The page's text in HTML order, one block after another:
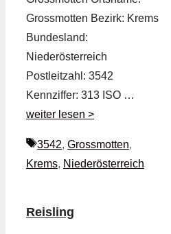
Grossmotten Bezirk: Krems
Bundesland:
Niederösterreich
Postleitzahl: 3542
Kennziffer: 313 ISO …
weiter lesen >
Schlagwörter
3542, Grossmotten,
Krems, Niederösterreich
Reisling